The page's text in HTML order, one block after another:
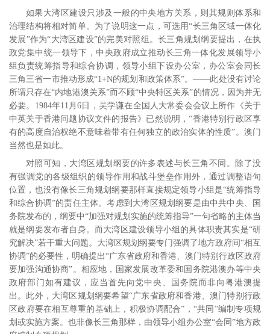
如果大湾区建设只涉及一般的中央地方关系，则其规则体系和
治理结构将相对简单。为了说明这一点，可选用“长三角区域一体化
发展”作为“大湾区建设”的完美对照组。长三角规划纲要提出，在执
政党集中统一领导下，中央政府成立推动长三角一体化发展领导小
组负责统筹指导和综合协调，领导小组下设办公室，办公室会同长
三角三省一市推动形成“1+N的规划和政策体系”。――此处没有讨论
所谓只存在“内地港澳关系”而不顾“中央特区关系”的情况，因为并无
必要。 1984年11 月6 日，吴学谦在全国人大常委会会议上所作《关于
中英关于香港问题协议文件的报告》已然说明，“香港特别行政区享
有的高度自治权绝不意味着带有任何独立的政治实体的性质”。澳门
当然也是如此。
对照可知，大湾区规划纲要的许多表述与长三角不同。除了没
有强调党的各级组织的领导作用和战斗堡垒作用外，通过调整语句
位置，也没有像长三角规划纲要那样直接规定领导小组是“统筹指导
和综合协调”的责任主体。考虑到大湾区规划纲要是由中共中央、国
务院发布的，纲要中“加强对规划实施的统筹指导”一句省略的主体当
就是纲要发布者自身。而大湾区建设领导小组的具体职责其实是“研
究解决”若干重大问题。大湾区规划纲要专门强调了地方政府间“相互
协调”的必要性，明确提出“广东省政府和香港、澳门特别行政区政府
要加强沟通协商”。相应地，国家发展改革委和国务院港澳办等中央
政府部门如有建议，应当首先向党中央、国务院而非向粤港澳提
出。此外，大湾区规划纲要希望“广东省政府和香港、澳门特别行政
区政府要在相互尊重的基础上，积极协调配合”，“共同”编制专项规
划或实施方案。也非像长三角那样，由领导小组办公室“会同”地方政